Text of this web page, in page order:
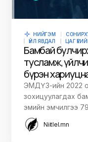
НИЙГЭМ
ҮЙЛ ЯВДАЛ
ЦАГ
Бамбай
тусламж,
бүрэн
ЭМДҮЗ-ийн 2022
зохицуулагдах
эмийн эмчилгээ
Niitlel.mn